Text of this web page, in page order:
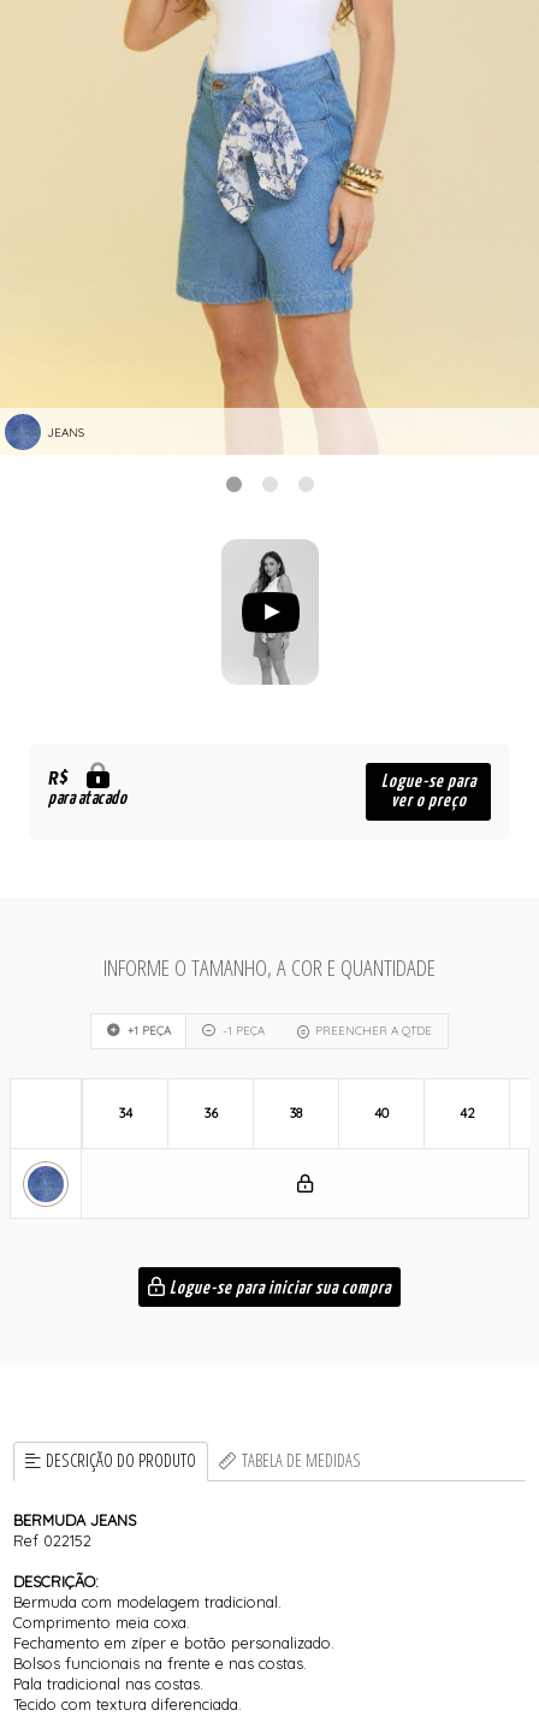
JEANS
R$
para atacado
Logue-se para
ver o preço
INFORME O TAMANHO, A COR E QUANTIDADE
+1 PEÇA -1 PEÇA PREENCHER A QTDE
34 36 38 40 42
Logue-se para iniciar sua compra
DESCRIÇÃO DO PRODUTO TABELA DE MEDIDAS
BERMUDA JEANS
Ref 022152
DESCRIÇÃO:
Bermuda com modelagem tradicional.
Comprimento meia coxa.
Fechamento em zíper e botão personalizado.
Bolsos funcionais na frente e nas costas.
Pala tradicional nas costas.
Tecido com textura diferenciada.